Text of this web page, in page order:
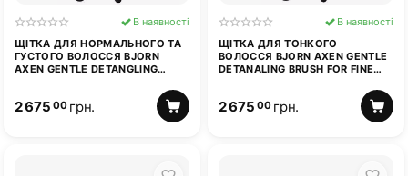
ЩІТКА ДЛЯ НОРМАЛЬНОГО ТА
ГУСТОГО ВОЛОССЯ BJORN
AXEN GENTLE DETANGLING
В наявності
2 675 00 грн.
ЩІТКА ДЛЯ ТОНКОГО
ВОЛОССЯ BJORN AXEN GENTLE
DETANALING BRUSH FOR FINE
В наявності
2 675 00 грн.